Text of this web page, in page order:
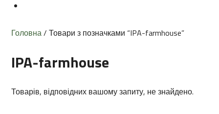
Головна/ Товари з позначками “IPA-farmhouse”
IPA-farmhouse
Товарів, відповідних вашому запиту, не знайдено.